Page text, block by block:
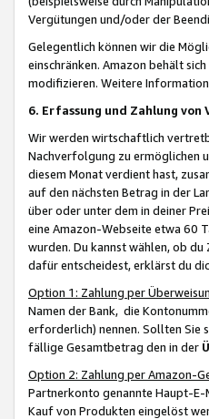
Vergütungen und/oder der
Gelegentlich können wir die
einschränken. Amazon behält
modifizieren. Weitere
6. Erfassung und Zahlung von
Wir werden wirtschaftlich
Nachverfolgung zu ermöglichen
diesem Monat verdient hast,
auf den nächsten Betrag in der
über oder unter dem in deiner
eine Amazon-Webseite etwa 60
wurden. Du kannst wählen, ob
dafür entscheidest, erklärst du
Option 1: Zahlung per
Namen der Bank, die
erforderlich) nennen. Sollten Sie
fällige Gesamtbetrag den in der
Option 2: Zahlung per Amazon-
Partnerkonto genannte Haupt-E-
Kauf von Produkten eingelöst